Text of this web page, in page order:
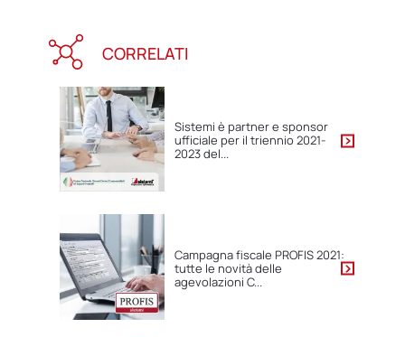
CORRELATI
Sistemi è partner e sponsor
ufficiale per il triennio 2021-
2023 del...
Campagna fiscale PROFIS 2021:
tutte le novità delle
agevolazioni C...